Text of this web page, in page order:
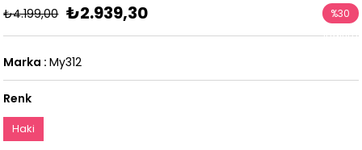
₺4.199,00 ₺2.939,30 %30
İndirim
Marka : My312
Renk
Haki